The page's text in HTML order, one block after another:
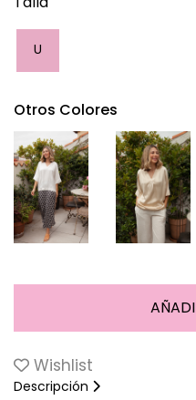
U
Otros Colores
Wishlist
Descripción